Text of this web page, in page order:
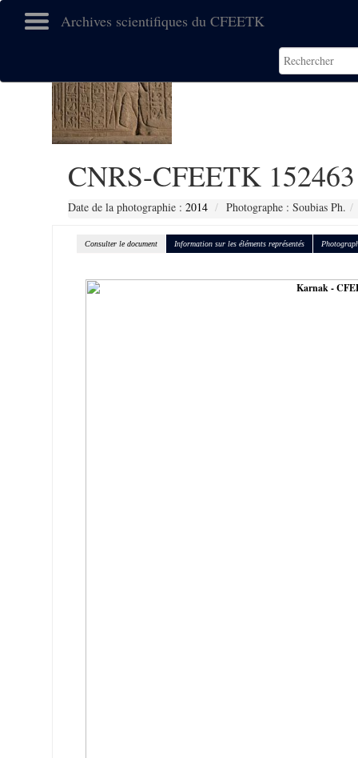
Archives scientifiques du CFEETK
CNRS-CFEETK 152463
Date de la photographie : 2014 Photographe : Soubias Ph.
Consulter le document Information sur les éléments représentés